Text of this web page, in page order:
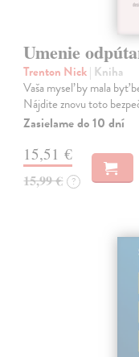
Umenie
Trenton Nick| Kniha
Vaša myseľ by mala byť
Nájdite znovu toto
Zasielame do 10 dní
15,51 €
15,99 € ?